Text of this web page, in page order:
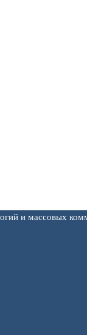
и массовых